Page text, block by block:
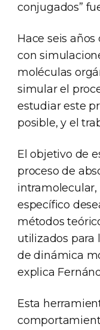
conjugados”
Hace seis
con
moléculas
simular el
estudiar este
posible, y el
El objetivo de
proceso de
intramolecular,
específico
métodos
utilizados para
de dinámica
explica
Esta